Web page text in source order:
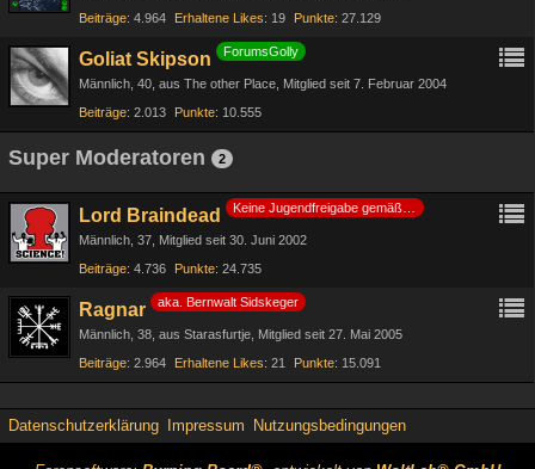
Beiträge 4.964 Erhaltene Likes 19 Punkte 27.129
Goliat Skipson ForumsGolly
Männlich 40 aus The other Place Mitglied seit 7. Februar 2004
Beiträge 2.013 Punkte 10.555
Super Moderatoren 2
Lord Braindead
Männlich 37 Mitglied seit 30. Juni 2002
Beiträge 4.736 Punkte 24.735
Ragnar aka. Bernwalt Sidskeger
Männlich 38 aus Starasfurtje Mitglied seit 27. Mai 2005
Beiträge 2.964 Erhaltene Likes 21 Punkte 15.091
Datenschutzerklärung Impressum Nutzungsbedingungen